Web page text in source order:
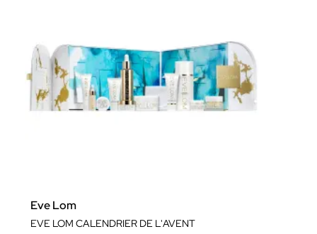
Eve Lom
EVE LOM CALENDRIER DE L'AVENT